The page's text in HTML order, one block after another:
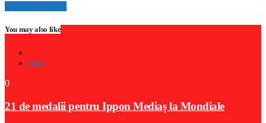
Info and episodes
You may also like
Stiri
0
21 de medalii pentru Ippon Mediaș la Mondiale